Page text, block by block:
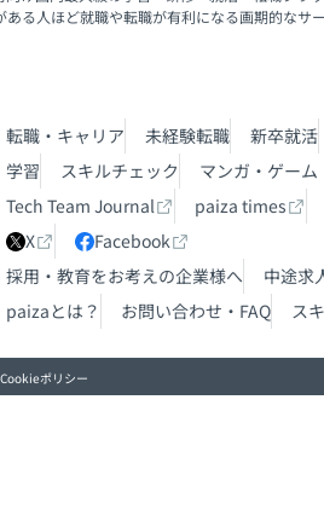
ある人ほど就職や転職が有利になる画期的なサ
転職・キャリア 未経験転職
新卒就活
学習 スキルチェック
マンガ・ゲーム
Tech Team Journal
paiza times
X
Facebook
採用・教育をお考えの企業様へ
中途求
paizaとは？ お問い合わせ・FAQ ス
Cookieポリシー